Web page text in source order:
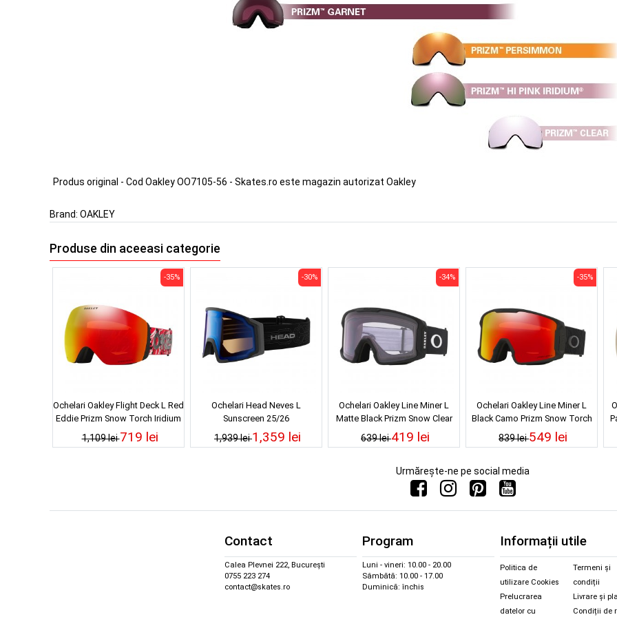
Produs original - Cod Oakley OO7105-56 - Skates.ro este magazin autorizat Oakley
Brand: OAKLEY
Produse din aceeasi categorie
Ochelari Oakley Flight Deck L Red
Eddie Prizm Snow Torch Iridium
25/26
1,109 lei
-35%
719 lei
Ochelari Head Neves L
Sunscreen 25/26
1,939 lei
-30%
1,359 lei
Ochelari Oakley Line Miner L
Matte Black Prizm Snow Clear
25/26
639 lei
-34%
419 lei
Ochelari Oakley Line Miner L
Black Camo Prizm Snow Torch
Iridium 25/26
839 lei
-35%
549 lei
Urmărește-ne pe social media
Contact
Calea Plevnei 222, București
0755 223 274
contact@skates.ro
Program
Luni - vineri: 10.00 - 20.00
Sâmbătă: 10.00 - 17.00
Duminică: închis
Informații utile
Politica de
utilizare Cookies
Prelucrarea
datelor cu
Termeni și
condiții
Livrare și
Condiții de